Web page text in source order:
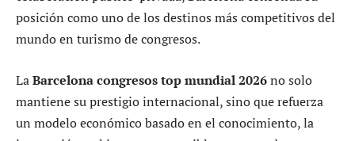
posición como uno de los destinos más competitivos del
mundo en turismo de congresos.
LaBarcelona congresos top mundial 2026no solo
mantiene su prestigio internacional, sino que refuerza
un modelo económico basado en el conocimiento, la